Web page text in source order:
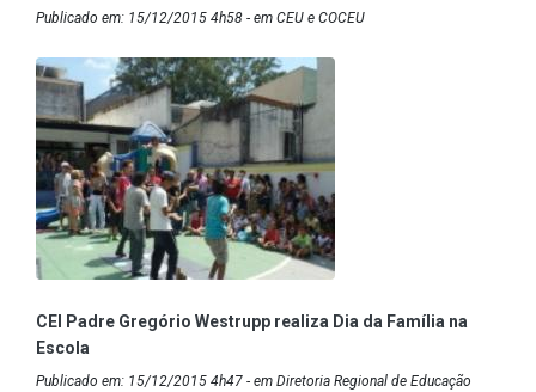
Publicado em: 15/12/2015 4h58 - em CEU e COCEU
CEI Padre Gregório Westrupp realiza Dia da Família na
Escola
Publicado em: 15/12/2015 4h47 - em Diretoria Regional de Educação